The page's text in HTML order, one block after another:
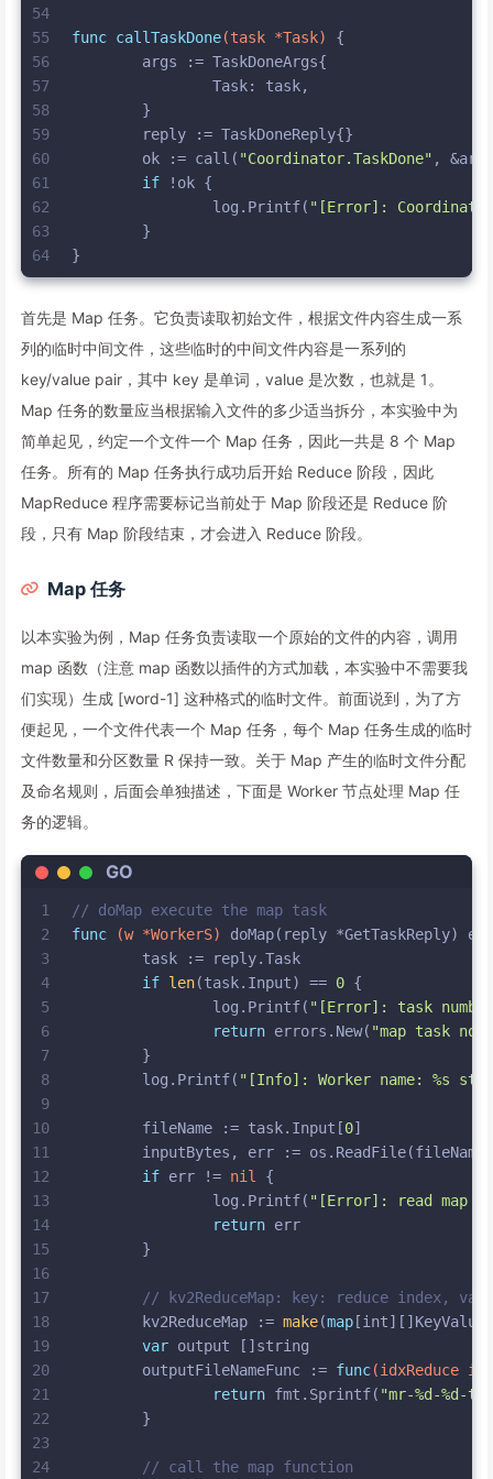
54
55
56
57
58
59
60
61
62
63
64
func callTaskDone(task *Task)
{
	args := TaskDoneArgs{
		Task: task,
	}
	reply := TaskDoneReply{}
	ok := call(
"Coordinator.TaskDone" ,
if !ok {
		log.Printf(
"[Error]:
	}
}
首先是 Map 任务。它负责读取初始文件，根据文件内容生成一系
列的临时中间文件，这些临时的中间文件内容是一系列的
key/value pair，其中 key 是单词，value 是次数，也就是 1。
Map 任务的数量应当根据输入文件的多少适当拆分，本实验中为
简单起见，约定一个文件一个 Map 任务，因此一共是 8 个 Map
任务。所有的 Map 任务执行成功后开始 Reduce 阶段，因此
MapReduce 程序需要标记当前处于 Map 阶段还是 Reduce 阶
段，只有 Map 阶段结束，才会进入 Reduce 阶段。
Map 任务
以本实验为例，Map 任务负责读取一个原始的文件的内容，调用
map 函数（注意 map 函数以插件的方式加载，本实验中不需要我
们实现）生成 [word-1] 这种格式的临时文件。前面说到，为了方
便起见，一个文件代表一个 Map 任务，每个 Map 任务生成的临时
文件数量和分区数量 R 保持一致。关于 Map 产生的临时文件分配
及命名规则，后面会单独描述，下面是 Worker 节点处理 Map 任
务的逻辑。
GO
1
2
3
4
5
6
7
8
9
10
11
12
13
14
15
16
17
18
19
20
21
22
23
24
// doMap execute the map task
func
(w *WorkerS) doMap(reply *GetTaskReply)
	task := reply.Task
if len(task.Input) == 0 {
		log.Printf(
"[Error]: task
return errors.New( "map task no
	}
	log.Printf(
"[Info]: Worker name: %s
	fileName := task.Input[
0]
	inputBytes, err := os.ReadFile(fileName)
if err != nil
{
		log.Printf(
"[Error]: read map
return err
	}
// kv2ReduceMap: key: reduce index,
	kv2ReduceMap :=
make(map[int
var output []string
	outputFileNameFunc :=
func(idxReduce int
return fmt.Sprintf( "mr-%d-%d-
	}
// call the map function